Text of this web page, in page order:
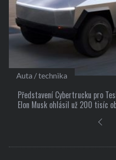
přesto
Kultura
10 užitečných tipů,